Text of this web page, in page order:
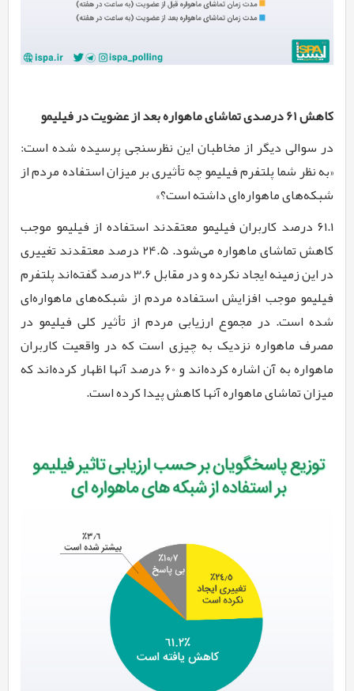
کاهش 61 درصدی تماشای ماهواره بعد از عضویت در فیلیمو
در سوالی دیگر از مخاطبان این نظرسنجی پرسیده شده است:
«به نظر شما پلتفرم فیلیمو چه تأثیری بر میزان استفاده مردم از
شبکه‌های ماهواره‌ای داشته است؟»
۶۱.۱ درصد کاربران فیلیمو معتقدند استفاده از فیلیمو موجب
کاهش تماشای ماهواره می‌شود. 24.5 درصد معتقدند تغییری
در این زمینه ایجاد نکرده و در مقابل 3.6 درصد گفته‌اند پلتفرم
فیلیمو موجب افزایش استفاده مردم از شبکه‌های ماهواره‌ای
شده است. در مجموع ارزیابی مردم از تأثیر کلی فیلیمو در
مصرف ماهواره نزدیک به چیزی است که در واقعیت کاربران
ماهواره به آن اشاره کرده‌اند و 60 درصد آنها اظهار کرده‌اند که
میزان تماشای ماهواره آنها کاهش پیدا کرده است.